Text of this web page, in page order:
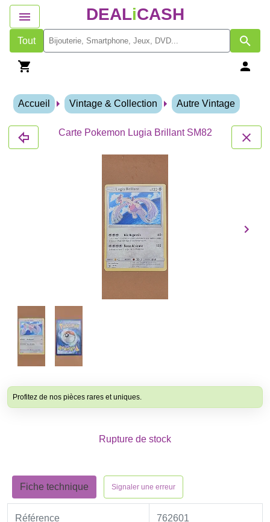
DEALiCASH
Tout
Accueil Vintage & Collection Autre Vintage
Carte Pokemon Lugia Brillant SM82
Profitez de nos pièces rares et uniques.
Rupture de stock
Fiche technique Signaler une erreur
Référence 762601